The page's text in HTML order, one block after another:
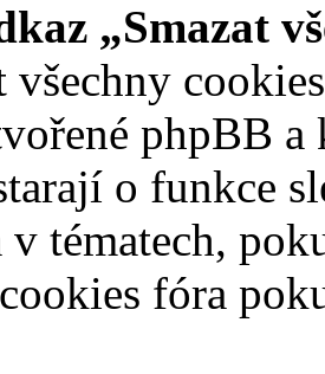
„Smazat
všechny
phpBB a
o funkce
v tématech,
fóra